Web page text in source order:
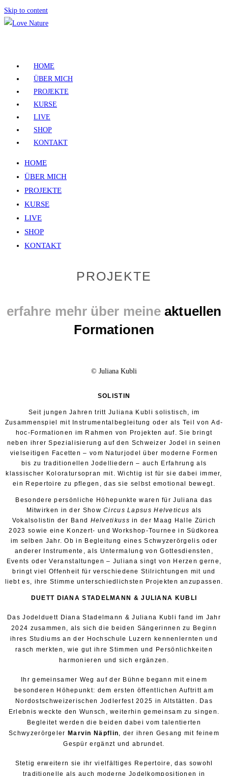
Skip to content
HOME
ÜBER MICH
PROJEKTE
KURSE
LIVE
SHOP
KONTAKT
HOME
ÜBER MICH
PROJEKTE
KURSE
LIVE
SHOP
KONTAKT
PROJEKTE
erfahre mehr über meineaktuellen
Formationen
© Juliana Kubli
SOLISTIN
Seit jungen Jahren tritt Juliana Kubli solistisch, im
Zusammenspiel mit Instrumentalbegleitung oder als Teil von Ad-
hoc-Formationen im Rahmen von Projekten auf. Sie bringt
neben ihrer Spezialisierung auf den Schweizer Jodel in seinen
vielseitigen Facetten – vom Naturjodel über moderne Formen
bis zu traditionellen Jodelliedern – auch Erfahrung als
klassischer Koloratursopran mit. Wichtig ist für sie dabei immer,
ein Repertoire zu pflegen, das sie selbst emotional bewegt.
Besondere persönliche Höhepunkte waren für Juliana das
Mitwirken in der ShowCircus Lapsus Helveticus als
Vokalsolistin der Band Helvetikuss in der Maag Halle Zürich
2023 sowie eine Konzert- und Workshop-Tournee in Südkorea
im selben Jahr. Ob in Begleitung eines Schwyzerörgelis oder
anderer Instrumente, als Untermalung von Gottesdiensten,
Events oder Veranstaltungen – Juliana singt von Herzen gerne,
bringt viel Offenheit für verschiedene Stilrichtungen mit und
liebt es, ihre Stimme unterschiedlichsten Projekten anzupassen.
DUETT DIANA STADELMANN & JULIANA KUBLI
Das Jodelduett Diana Stadelmann & Juliana Kubli fand im Jahr
2024 zusammen, als sich die beiden Sängerinnen zu Beginn
ihres Studiums an der Hochschule Luzern kennenlernten und
rasch merkten, wie gut ihre Stimmen und Persönlichkeiten
harmonieren und sich ergänzen.
Ihr gemeinsamer Weg auf der Bühne begann mit einem
besonderen Höhepunkt: dem ersten öffentlichen Auftritt am
Nordostschweizerischen Jodlerfest 2025 in Altstätten. Das
Erlebnis weckte den Wunsch, weiterhin gemeinsam zu singen.
Begleitet werden die beiden dabei vom talentierten
Schwyzerörgeler Marvin Näpflin , der ihren Gesang mit feinem
Gespür ergänzt und abrundet.
Stetig erweitern sie ihr vielfältiges Repertoire, das sowohl
traditionelle als auch moderne Jodelkompositionen in